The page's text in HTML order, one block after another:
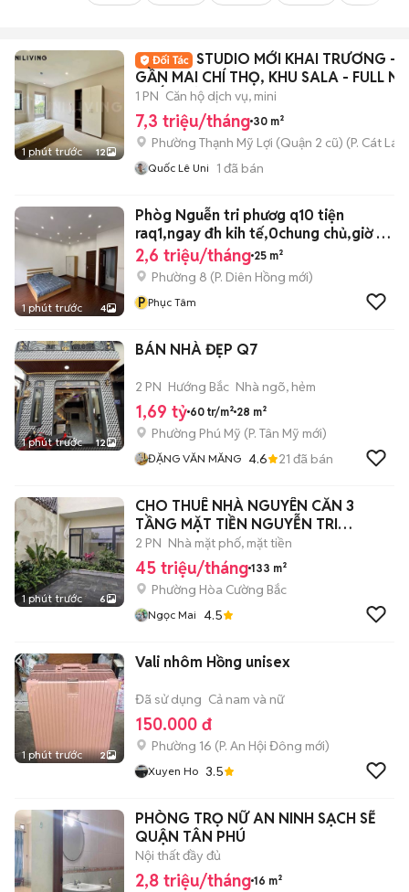
1 phút trước 12
STUDIO MỚI KHAI TRƯƠNG -
GẦN MAI CHÍ THỌ, KHU SALA - FULL
THẤT MỚI
1 PN Căn hộ dịch vụ, mini
7,3 triệu/tháng 30 m²
Phường Thạnh Mỹ Lợi (Quận 2 cũ) (P. Cát Lái
Quốc Lê Uni 1 đã bán
1 phút trước 4
Phòg Nguễn tri phươg q10 tiện
raq1,ngay đh kih tế,0chung chủ,giờ tự
do
2,6 triệu/tháng 25 m²
Phường 8 (P. Diên Hồng mới)
P Phục Tâm
1 phút trước 12
BÁN NHÀ ĐẸP Q7
2 PN Hướng Bắc Nhà ngõ, hẻm
1,69 tỷ 60 tr/m² 28 m²
Phường Phú Mỹ (P. Tân Mỹ mới)
ĐẶNG VĂN MĂNG 4.6 21 đã bán
1 phút trước 6
CHO THUÊ NHÀ NGUYÊN CĂN 3
TẦNG MẶT TIỀN NGUYỄN TRI
PHƯƠNG
2 PN Nhà mặt phố, mặt tiền
45 triệu/tháng 133 m²
Phường Hòa Cường Bắc
Ngọc Mai 4.5
1 phút trước 2
Vali nhôm Hồng unisex
Đã sử dụng Cả nam và nữ
150.000 đ
Phường 16 (P. An Hội Đông mới)
Xuyen Ho 3.5
PHÒNG TRỌ NỮ AN NINH SẠCH SẼ
QUẬN TÂN PHÚ
Nội thất đầy đủ
2,8 triệu/tháng 16 m²